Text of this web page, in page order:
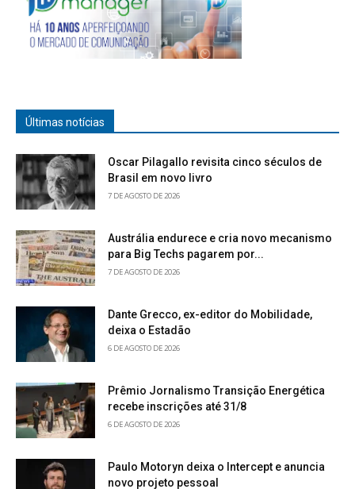
Últimas notícias
Oscar Pilagallo revisita cinco séculos de
Brasil em novo livro
7 DE AGOSTO DE 2026
Austrália endurece e cria novo mecanismo
para Big Techs pagarem por...
7 DE AGOSTO DE 2026
Dante Grecco, ex-editor do Mobilidade,
deixa o Estadão
6 DE AGOSTO DE 2026
Prêmio Jornalismo Transição Energética
recebe inscrições até 31/8
6 DE AGOSTO DE 2026
Paulo Motoryn deixa o Intercept e anuncia
novo projeto pessoal